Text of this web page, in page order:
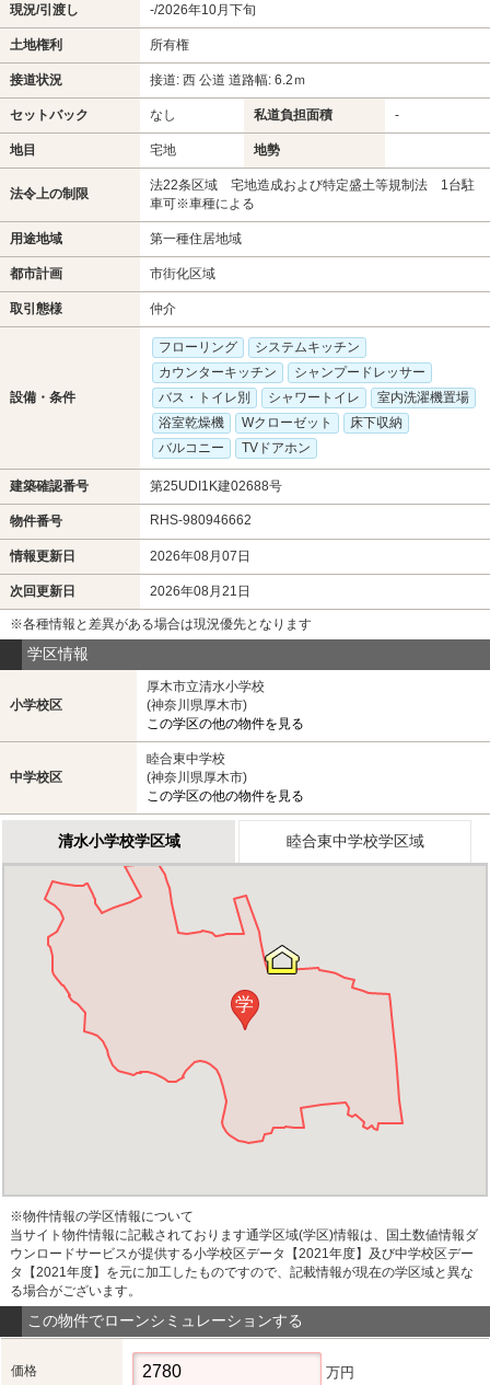
現況/引渡し -/2026年10月下旬
土地権利 所有権
接道状況 接道: 西 公道 道路幅: 6.2ｍ
セットバック なし 私道負担面積 -
地目 宅地 地勢
法令上の制限
法22条区域 宅地造成および特定盛土等規制法 1台駐
車可※車種による
用途地域 第一種住居地域
都市計画 市街化区域
取引態様 仲介
設備・条件
フローリング
システムキッチン
カウンターキッチン
シャンプードレッサー
バス・トイレ別
シャワートイレ
室内洗濯機置場
浴室乾燥機
Wクローゼット
床下収納
バルコニー
TVドアホン
建築確認番号 第25UDI1K建02688号
物件番号 RHS-980946662
情報更新日 2026年08月07日
次回更新日 2026年08月21日
※各種情報と差異がある場合は現況優先となります
学区情報
小学校区
厚木市立清水小学校
(神奈川県厚木市)
この学区の他の物件を見る
中学校区
睦合東中学校
(神奈川県厚木市)
この学区の他の物件を見る
清水小学校学区域 睦合東中学校学区域
学
※物件情報の学区情報について
当サイト物件情報に記載されております通学区域(学区)情報は、国土数値情報ダ
ウンロードサービスが提供する小学校区データ【2021年度】及び中学校区デー
タ【2021年度】を元に加工したものですので、記載情報が現在の学区域と異な
る場合がございます。
この物件でローンシミュレーションする
価格 万円